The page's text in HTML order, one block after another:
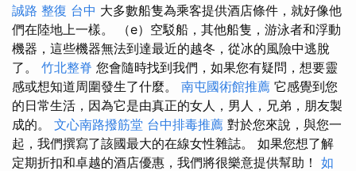
誠路 整復 台中 大多數船隻為乘客提供酒店條件，就好像他
們在陸地上一樣。 （e）空駁船，其他船隻，游泳者和浮動
機器，這些機器無法到達最近的越冬，從冰的風險中逃脫
了。 竹北整脊 您會隨時找到我們，如果您有疑問，想要靈
感或想知道周圍發生了什麼。 南屯國術館推薦 它感覺到您
的日常生活，因為它是由真正的女人，男人，兄弟，朋友製
成的。 文心南路撥筋堂 台中排毒推薦 對於您來說，與您一
起，我們撰寫了該國最大的在線女性雜誌。 如果您想了解
定期折扣和卓越的酒店優惠，我們將很樂意提供幫助！ 如